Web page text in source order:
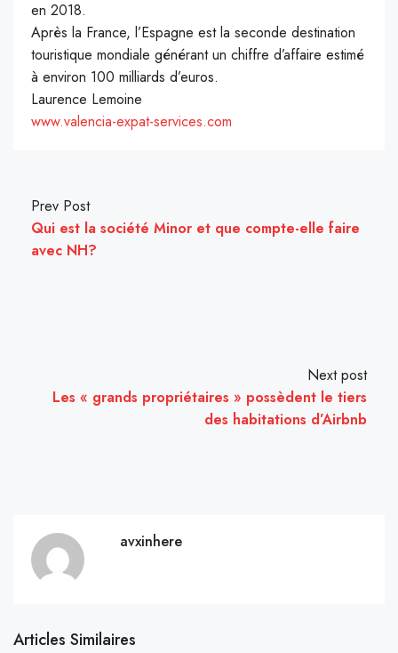
en 2018.
Après la France, l’Espagne est la seconde destination
touristique mondiale générant un chiffre d’affaire estimé
à environ 100 milliards d’euros.
Laurence Lemoine
www.valencia-expat-services.com
Prev Post
Qui est la société Minor et que compte-elle faire
avec NH?
Next post
Les « grands propriétaires » possèdent le tiers
des habitations d’Airbnb
avxinhere
Articles Similaires